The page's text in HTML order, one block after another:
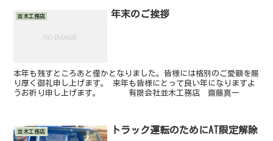
並木工務店 年末のご挨拶
本年も残すところあと僅かとなりました。皆様には格別のご愛顧を賜
り厚く御礼申し上げます。 来年も皆様にとって良い年になりますよ
うお祈り申し上げます。 有限会社並木工務店 齋藤真一
並木工務店 トラック運転のためにAT限定解除